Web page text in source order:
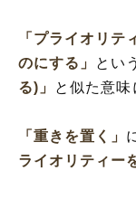
「プライオリテ
のにする」 とい
る)」
と似た意味
「重きを置く」
ライオリティー